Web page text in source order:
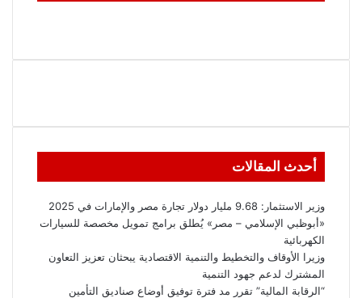
أحدث المقالات
وزير الاستثمار: 9.68 مليار دولار تجارة مصر والإمارات في 2025
«أبوظبي الإسلامي – مصر» يُطلق برامج تمويل مخصصة للسيارات
الكهربائية
وزيرا الأوقاف والتخطيط والتنمية الاقتصادية يبحثان تعزيز التعاون
المشترك لدعم جهود التنمية
“الرقابة المالية” تقرر مد فترة توفيق أوضاع صناديق التأمين